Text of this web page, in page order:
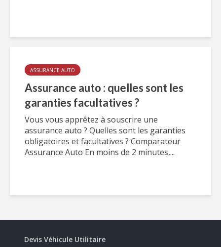
ASSURANCE AUTO
Assurance auto : quelles sont les
garanties facultatives ?
Vous vous apprêtez à souscrire une
assurance auto ? Quelles sont les garanties
obligatoires et facultatives ? Comparateur
Assurance Auto En moins de 2 minutes,...
Devis Véhicule Utilitaire